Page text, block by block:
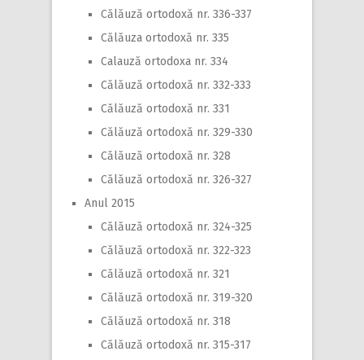
Călăuză ortodoxă nr. 336-337
Călăuza ortodoxă nr. 335
Calauză ortodoxa nr. 334
Călăuză ortodoxă nr. 332-333
Călăuză ortodoxă nr. 331
Călăuză ortodoxă nr. 329-330
Călăuză ortodoxă nr. 328
Călăuză ortodoxă nr. 326-327
Anul 2015
Călăuză ortodoxă nr. 324-325
Călăuză ortodoxă nr. 322-323
Călăuză ortodoxă nr. 321
Călăuză ortodoxă nr. 319-320
Călăuză ortodoxă nr. 318
Călăuză ortodoxă nr. 315-317